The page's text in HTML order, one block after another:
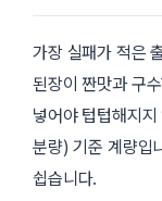
가장 실패가 적은
된장이 짠맛과 구
넣어야 텁텁해지
분량) 기준 계량입
쉽습니다.